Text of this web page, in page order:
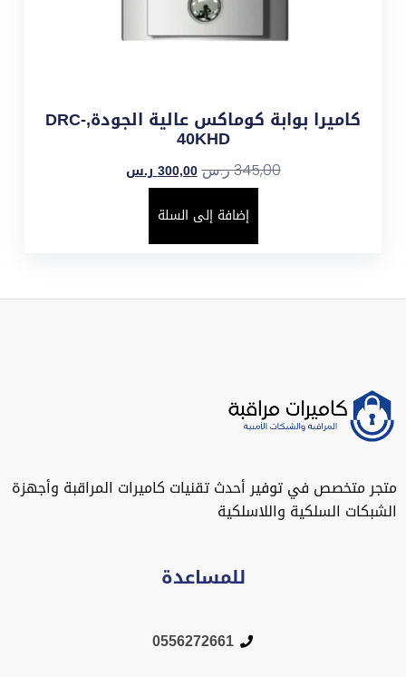
كاميرا بوابة كوماكس عالية الجودة,DRC-
40KHD
345,00ر.س 300,00ر.س
إضافة إلى السلة
متجر متخصص في توفير أحدث تقنيات كاميرات المراقبة وأجهزة
الشبكات السلكية واللاسلكية
للمساعدة
0556272661